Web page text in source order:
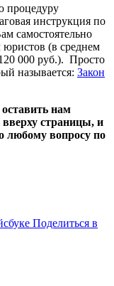
процедуру
инструкция по
самостоятельно
юристов (в среднем
000 руб.). Просто
называется: Закон
нам
вверху страницы, и
любому вопросу по
Поделиться в